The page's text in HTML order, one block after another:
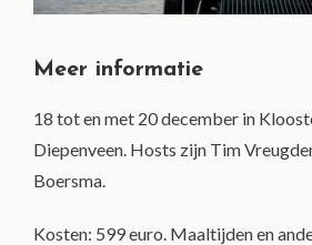
Meer informatie
18 tot en met 20 december in
Diepenveen. Hosts zijn Tim
Boersma.
Kosten: 599 euro. Maaltijden en